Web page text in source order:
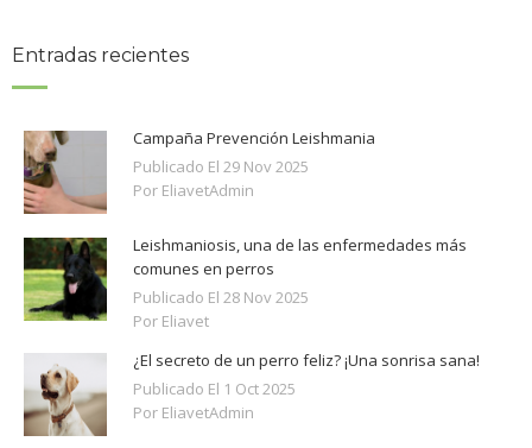
Entradas recientes
Campaña Prevención Leishmania
Publicado El 29 Nov2025
Por EliavetAdmin
Leishmaniosis, una de las enfermedades más
comunes en perros
Publicado El 28 Nov2025
Por Eliavet
¿El secreto de un perro feliz? ¡Una sonrisa sana!
Publicado El 1 Oct2025
Por EliavetAdmin